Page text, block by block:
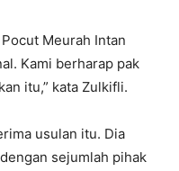
Meurah Intan
Kami berharap pak
itu,” kata Zulkifli.
usulan itu. Dia
sejumlah pihak